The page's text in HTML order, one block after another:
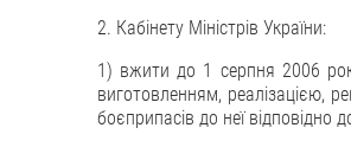
2. Кабінету Міністрів України:
1) вжити до 1 серпня 2006
виготовленням, реалізацією,
боєприпасів до неї відповідно